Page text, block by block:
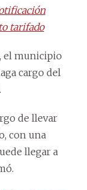
tarifado
el municipio
cargo del
de llevar
con una
llegar a